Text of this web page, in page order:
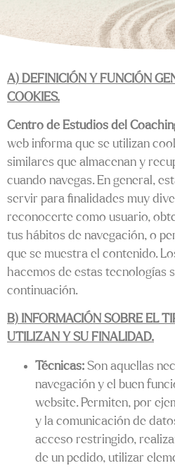
A) DEFINICIÓN Y FUNCIÓN
COOKIES.
Centro de Estudios del
web informa que se utilizan
similares que almacenan y
cuando navegas. En general,
servir para finalidades muy
reconocerte como usuario,
tus hábitos de navegación, o
que se muestra el contenido.
hacemos de estas tecnologías
continuación.
B) INFORMACIÓN SOBRE EL
UTILIZAN Y SU FINALIDAD.
Técnicas: Son aquellas
navegación y el buen
website. Permiten, por
y la comunicación de
acceso restringido,
de un pedido, utilizar